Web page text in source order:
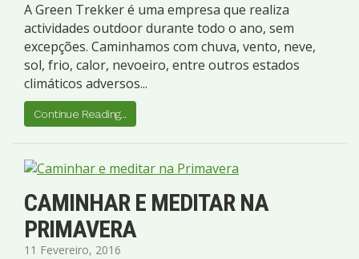
A Green Trekker é uma empresa que realiza
actividades outdoor durante todo o ano, sem
excepções. Caminhamos com chuva, vento, neve,
sol, frio, calor, nevoeiro, entre outros estados
climáticos adversos...
Continue Reading...
CAMINHAR E MEDITAR NA
PRIMAVERA
11 Fevereiro, 2016